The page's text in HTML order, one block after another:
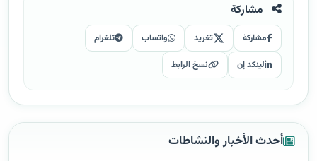
مشاركة
مشاركة تغريد واتساب تلغرام
لينكد إن نسخ الرابط
أحدث الأخبار والنشاطات